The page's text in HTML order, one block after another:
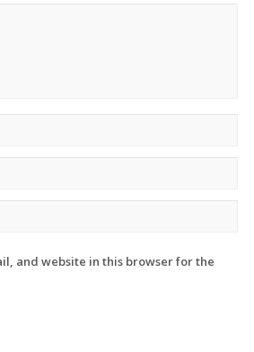
and website in this browser for the